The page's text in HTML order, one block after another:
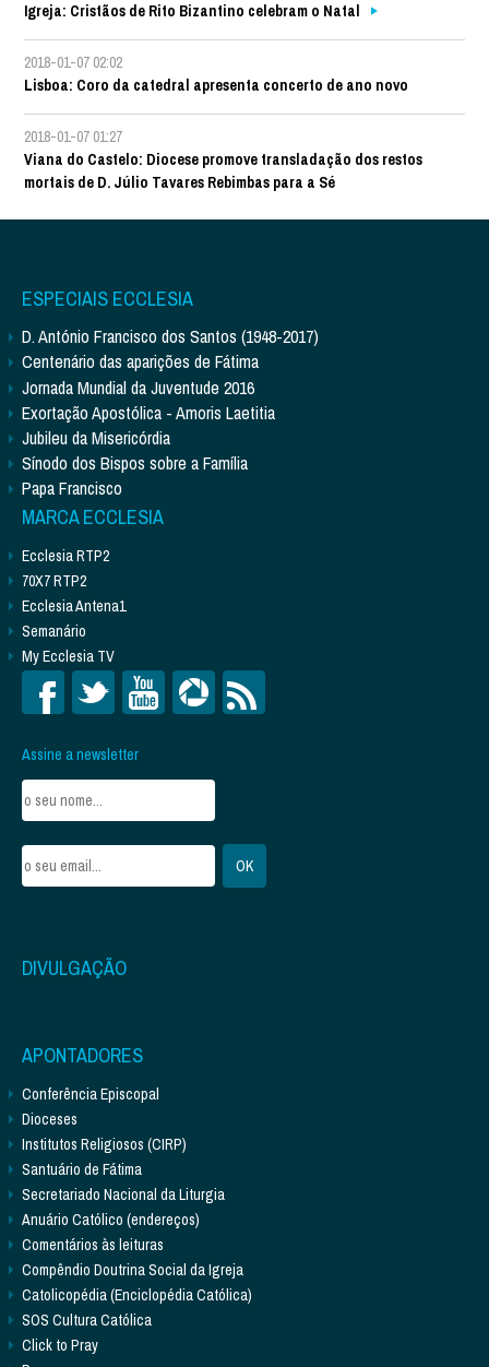
Igreja: Cristãos de Rito Bizantino celebram o Natal
2018-01-07 02:02
Lisboa: Coro da catedral apresenta concerto de ano novo
2018-01-07 01:27
Viana do Castelo: Diocese promove transladação dos restos
mortais de D. Júlio Tavares Rebimbas para a Sé
ESPECIAIS ECCLESIA
D. António Francisco dos Santos (1948-2017)
Centenário das aparições de Fátima
Jornada Mundial da Juventude 2016
Exortação Apostólica - Amoris Laetitia
Jubileu da Misericórdia
Sínodo dos Bispos sobre a Família
Papa Francisco
MARCA ECCLESIA
Ecclesia RTP2
70X7 RTP2
Ecclesia Antena1
Semanário
My Ecclesia TV
Assine a newsletter
DIVULGAÇÃO
APONTADORES
Conferência Episcopal
Dioceses
Institutos Religiosos (CIRP)
Santuário de Fátima
Secretariado Nacional da Liturgia
Anuário Católico (endereços)
Comentários às leituras
Compêndio Doutrina Social da Igreja
Catolicopédia (Enciclopédia Católica)
SOS Cultura Católica
Click to Pray